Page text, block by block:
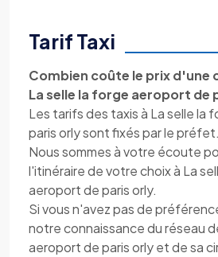
Tarif Taxi
Combien coûte le prix d'une
La selle la forge aeroport de
Les tarifs des taxis à La selle la
paris orly sont fixés par le préfet.
Nous sommes à votre écoute
l'itinéraire de votre choix à La
aeroport de paris orly.
Si vous n'avez pas de
notre connaissance du réseau
aeroport de paris orly et de sa